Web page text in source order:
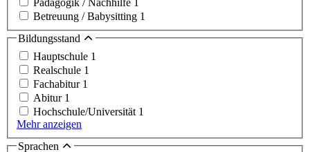
Pädagogik / Nachhilfe 1
Betreuung / Babysitting 1
Bildungsstand
Hauptschule 1
Realschule 1
Fachabitur 1
Abitur 1
Hochschule/Universität 1
Mehr anzeigen
Sprachen